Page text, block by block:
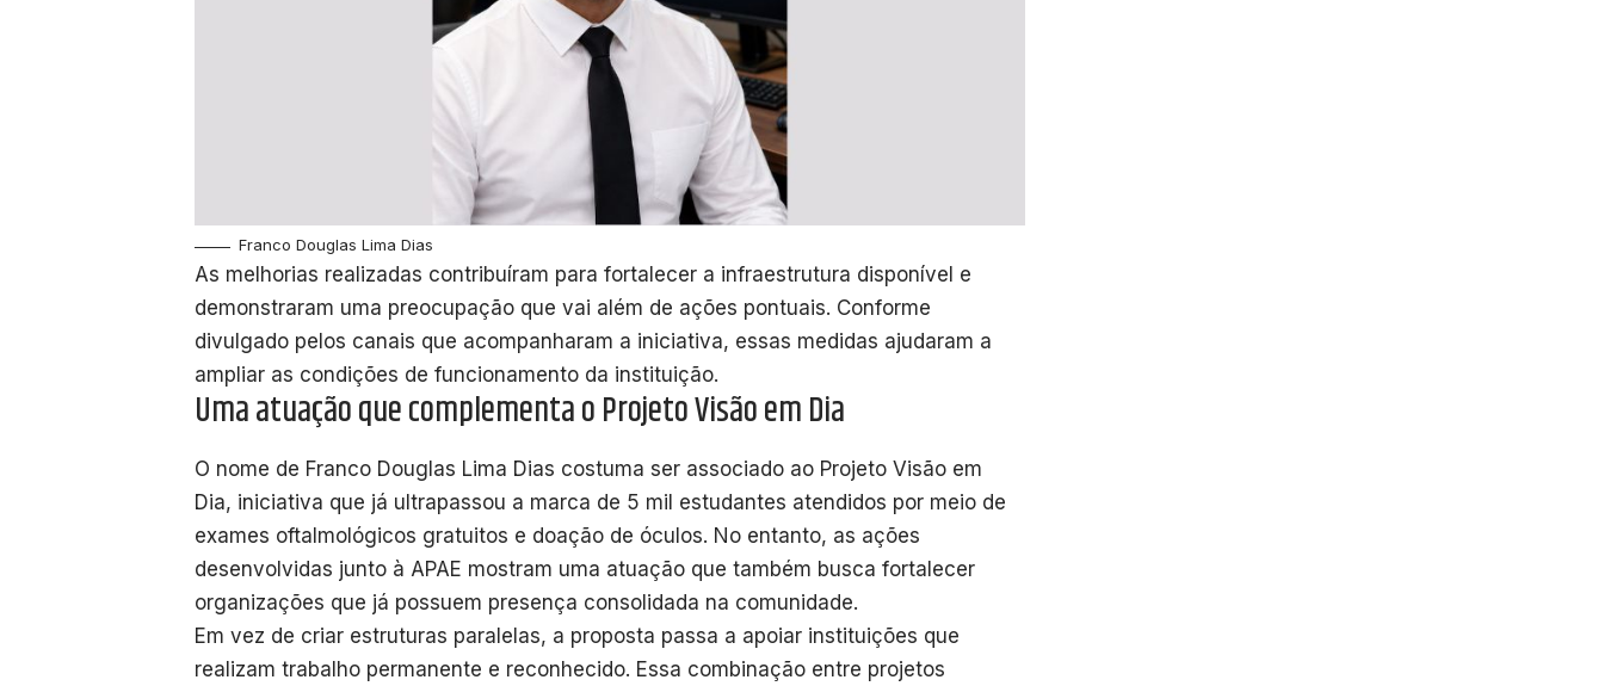
Franco Douglas Lima Dias
As melhorias realizadas contribuíram para fortalecer a infraestrutura disponível e
demonstraram uma preocupação que vai além de ações pontuais. Conforme
divulgado pelos canais que acompanharam a iniciativa, essas medidas ajudaram a
ampliar as condições de funcionamento da instituição.
Uma atuação que complementa o Projeto Visão em Dia
O nome de Franco Douglas Lima Dias costuma ser associado ao Projeto Visão em
Dia, iniciativa que já ultrapassou a marca de 5 mil estudantes atendidos por meio de
exames oftalmológicos gratuitos e doação de óculos. No entanto, as ações
desenvolvidas junto à APAE mostram uma atuação que também busca fortalecer
organizações que já possuem presença consolidada na comunidade.
Em vez de criar estruturas paralelas, a proposta passa a apoiar instituições que
realizam trabalho permanente e reconhecido. Essa combinação entre projetos